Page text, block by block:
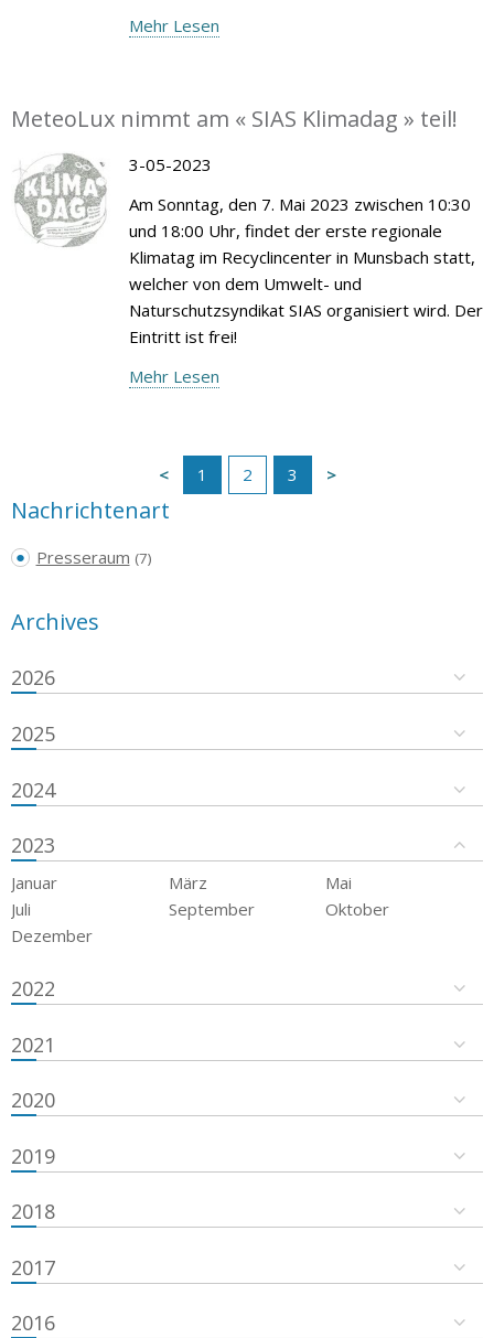
Mehr Lesen
MeteoLux nimmt am « SIAS Klimadag » teil!
3-05-2023
Am Sonntag, den 7. Mai 2023 zwischen 10:30
und 18:00 Uhr, findet der erste regionale
Klimatag im Recyclincenter in Munsbach statt,
welcher von dem Umwelt- und
Naturschutzsyndikat SIAS organisiert wird. Der
Eintritt ist frei!
Mehr Lesen
1 2 3
Nachrichtenart
Presseraum (7)
Archives
2026
2025
2024
2023
Januar März
Mai
Juli
September
Oktober
Dezember
2022
2021
2020
2019
2018
2017
2016